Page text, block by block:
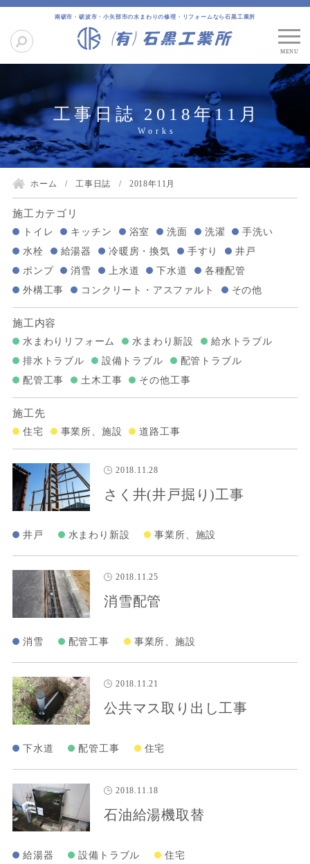
南砺市・砺波市・小矢部市の水まわりの修理・リフォームなら石黒工業所
工事日誌 2018年11月
ホーム 工事日誌 2018年11月
施工カテゴリ
トイレ キッチン 浴室 洗面 洗濯
手洗い
水栓
給湯器 冷暖房・換気 手すり
井戸
ポンプ
消雪 上水道 下水道
各種配管
外構工事
コンクリート・アスファルト その他
施工内容
水まわりリフォーム 水まわり新設
給水トラブル
排水トラブル
設備トラブル
配管トラブル
配管工事
土木工事 その他工事
施工先
住宅 事業所、施設 道路工事
2018.11.28
さく井(井戸掘り)工事
井戸 水まわり新設 事業所、施設
2018.11.25
消雪配管
消雪 配管工事 事業所、施設
2018.11.21
公共マス取り出し工事
下水道 配管工事 住宅
2018.11.18
石油給湯機取替
給湯器 設備トラブル 住宅